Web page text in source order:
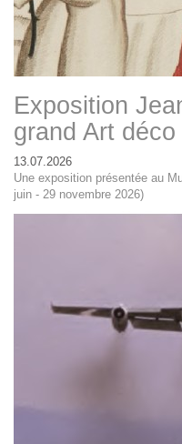
Exposition
grand Art
13.07.2026
Une exposition présentée au
juin - 29 novembre 2026)